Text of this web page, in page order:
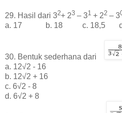
29. Hasil dari 32+ 23 – 31 + 22 – 3
a. 17 b. 18 c. 18,5 d.
30. Bentuk sederhana dari
a. 12√2 - 16
b. 12√2 + 16
c. 6√2 - 8
d. 6√2 + 8